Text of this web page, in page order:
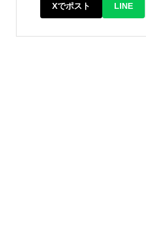
Xでポスト LINE